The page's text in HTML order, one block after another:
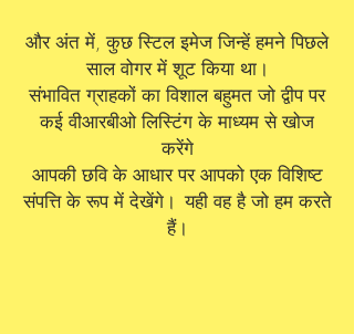
और अंत में, कुछ स्टिल इमेज जिन्हें हमने पिछले
साल वोगर में शूट किया था।
संभावित ग्राहकों का विशाल बहुमत जो द्वीप पर
कई वीआरबीओ लिस्टिंग के माध्यम से खोज
करेंगे
आपकी छवि के आधार पर आपको एक विशिष्ट
संपत्ति के रूप में देखेंगे। यही वह है जो हम करते
हैं।